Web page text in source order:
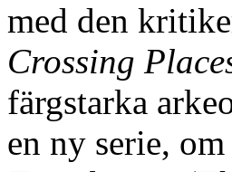
med den
Crossing
färgstarka
en ny serie,